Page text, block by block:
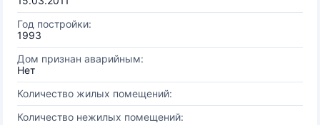
Год постройки:
1993
Дом признан аварийным:
Нет
Количество жилых помещений:
Количество нежилых помещений: